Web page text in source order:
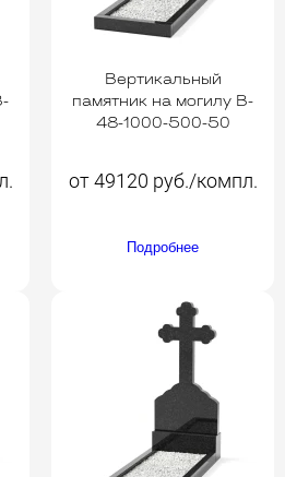
Вертикальный
памятник на могилу B-
48-1000-500-50
от 49120 руб./компл.
Подробнее